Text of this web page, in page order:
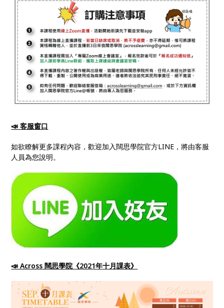
📣 客服窗口
如欲瞭解更多課程內容，歡迎加入闊思學院官方LINE，將由客服
人員為您說明。
📣 Across 闊思學院《2021年十月課表》